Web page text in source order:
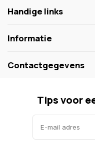
Handige links
Informatie
Contactgegevens
Tips voor